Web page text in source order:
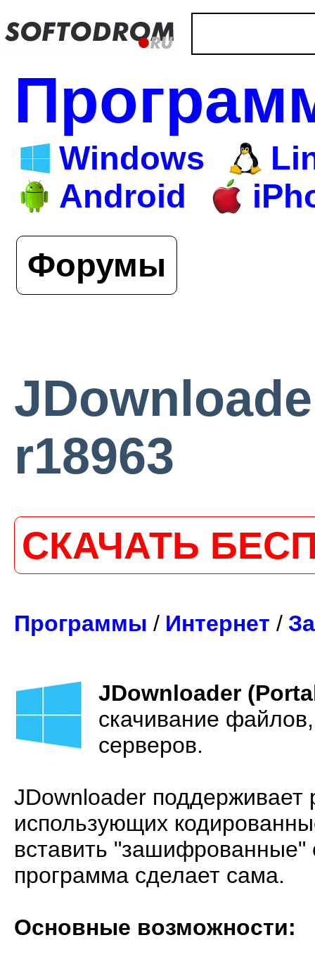
Windows
Android
Форумы
r18963
СКАЧАТЬ
Программы / Интернет /
JDownloader
скачивание
серверов.
JDownloader поддерживает
использующих
вставить "зашифрованные"
программа сделает сама.
Основные возможности: